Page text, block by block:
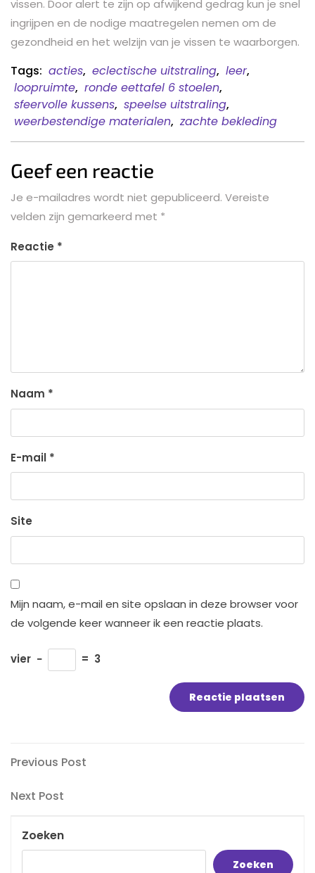
vissen. Door alert te zijn op afwijkend gedrag kun je snel
ingrijpen en de nodige maatregelen nemen om de
gezondheid en het welzijn van je vissen te waarborgen.
Tags: acties, eclectische uitstraling, leer,
loopruimte, ronde eettafel 6 stoelen,
sfeervolle kussens, speelse uitstraling,
weerbestendige materialen, zachte bekleding
Geef een reactie
Je e-mailadres wordt niet gepubliceerd. Vereiste
velden zijn gemarkeerd met *
Reactie *
Naam *
E-mail *
Site
Mijn naam, e-mail en site opslaan in deze browser voor
de volgende keer wanneer ik een reactie plaats.
vier − = 3
Bericht
navigatie
Previous
Previous Post
Next
Next Post
Zoeken
Zoeken